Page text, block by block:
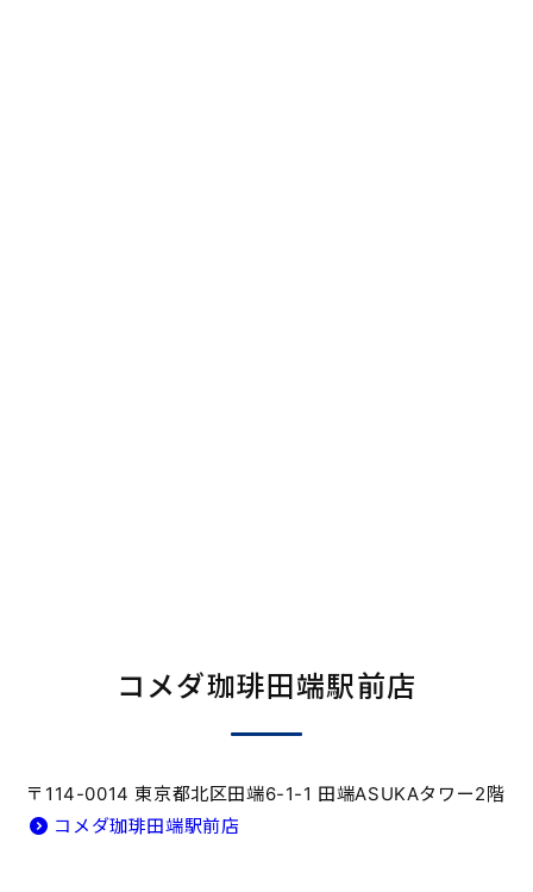
コメダ珈琲田端駅前店
〒114-0014 東京都北区田端6-1-1 田端ASUKAタワー2階
コメダ珈琲田端駅前店